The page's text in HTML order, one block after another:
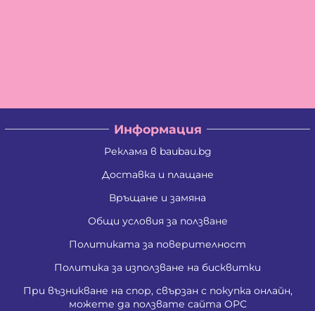
Информация
Реклама в baubau.bg
Доставка и плащане
Връщане и замяна
Общи условия за ползване
Политиката за поверителност
Политика за използване на бисквитки
При възникване на спор, свързан с покупка онлайн,
можете да ползвате сайта ОРС